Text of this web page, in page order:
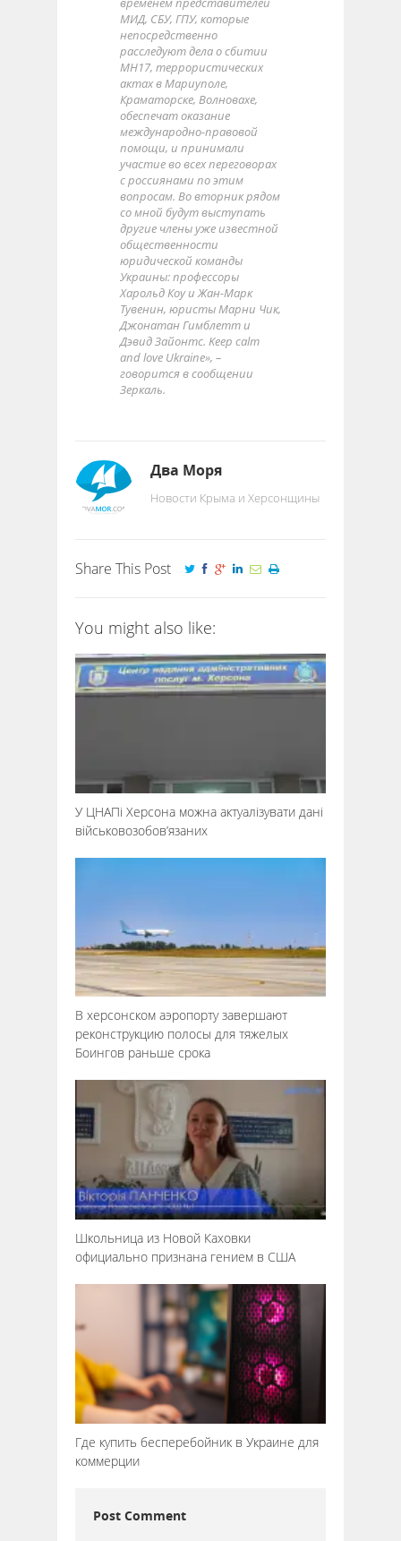
МИД, СБУ, ГПУ, которые
непосредственно
расследуют дела о сбитии
МН17, террористических
актах в Мариуполе,
Краматорске, Волновахе,
обеспечат оказание
международно-правовой
помощи, и принимали
участие во всех переговорах
с россиянами по этим
вопросам. Во вторник рядом
со мной будут выступать
другие члены уже известной
общественности
юридической команды
Украины: профессоры
Харольд Коу и Жан-Марк
Тувенин, юристы Марни Чик,
Джонатан Гимблетт и
Дэвид Зайонтс. Keep calm
and love Ukraine», –
говорится в сообщении
Зеркаль.
Два Моря
Новости Крыма и Херсонщины
Share This Post
You might also like:
У ЦНАПі Херсона можна актуалізувати дані
військовозобов’язаних
В херсонском аэропорту завершают
реконструкцию полосы для тяжелых
Боингов раньше срока
Школьница из Новой Каховки
официально признана гением в США
Где купить бесперебойник в Украине для
коммерции
Post Comment